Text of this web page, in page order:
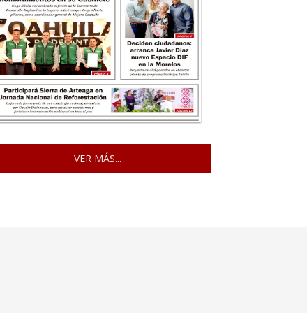
VER MÁS...